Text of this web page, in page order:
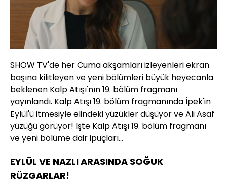
SHOW TV'de her Cuma akşamları izleyenleri ekran
başına kilitleyen ve yeni bölümleri büyük heyecanla
beklenen Kalp Atışı'nın 19. bölüm fragmanı
yayınlandı. Kalp Atışı 19. bölüm fragmanında İpek'in
Eylül'ü itmesiyle elindeki yüzükler düşüyor ve Ali Asaf
yüzüğü görüyor! İşte Kalp Atışı 19. bölüm fragmanı
ve yeni bölüme dair ipuçları...
EYLÜL VE NAZLI ARASINDA SOĞUK
RÜZGARLAR!